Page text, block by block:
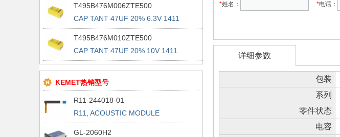
T495B476M006ZTE500
CAP TANT 47UF 20% 6.3V 1411
T495B476M010ZTE500
CAP TANT 47UF 20% 10V 1411
KEMET热销型号
R11-244018-01
R11, ACOUSTIC MODULE
GL-2060H2
*姓名： *电话：
详细参数
包装
系列
零件状态
电容